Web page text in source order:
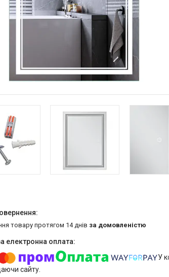
товару протягом 14 днів за домовленістю
У
сайту.